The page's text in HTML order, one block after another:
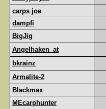
carps joe
dampfi
BigJig
Angelhaken_at
bkrainz
Armalite-2
Blackmax
MEcarphunter